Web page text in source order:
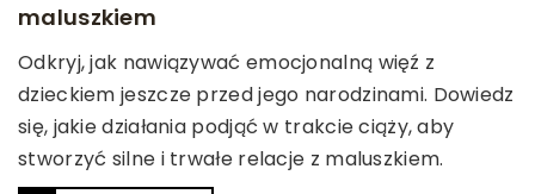
maluszkiem
Odkryj, jak nawiązywać emocjonalną więź z
dzieckiem jeszcze przed jego narodzinami. Dowiedz
się, jakie działania podjąć w trakcie ciąży, aby
stworzyć silne i trwałe relacje z maluszkiem.